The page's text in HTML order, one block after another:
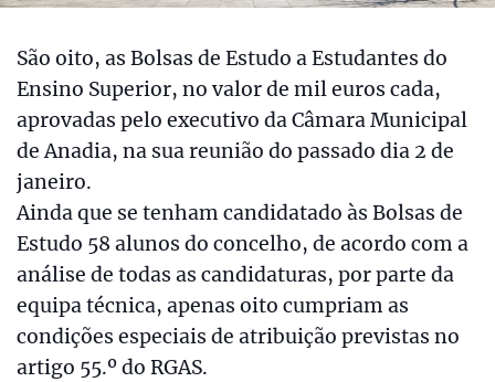
São oito, as Bolsas de Estudo a Estudantes do
Ensino Superior, no valor de mil euros cada,
aprovadas pelo executivo da Câmara Municipal
de Anadia, na sua reunião do passado dia 2 de
janeiro.
Ainda que se tenham candidatado às Bolsas de
Estudo 58 alunos do concelho, de acordo com a
análise de todas as candidaturas, por parte da
equipa técnica, apenas oito cumpriam as
condições especiais de atribuição previstas no
artigo 55.º do RGAS.